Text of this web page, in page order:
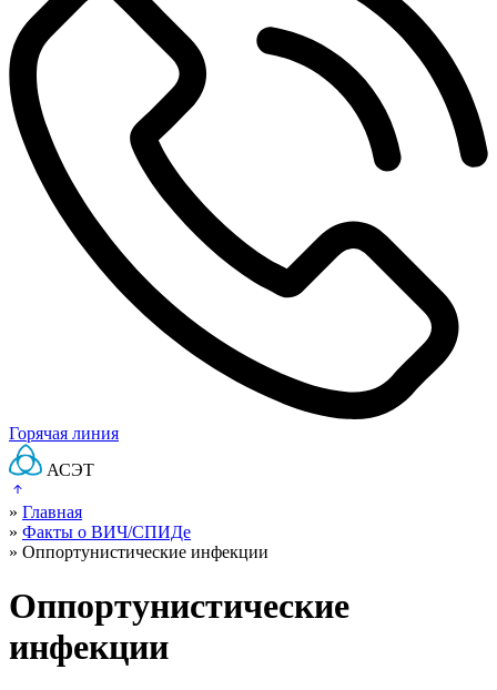
Горячая линия
АСЭТ
» Главная
» Факты о ВИЧ/СПИДе
» Оппортунистические инфекции
Оппортунистические
инфекции